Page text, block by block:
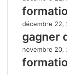
décembre 22,
gagner
novembre 20,